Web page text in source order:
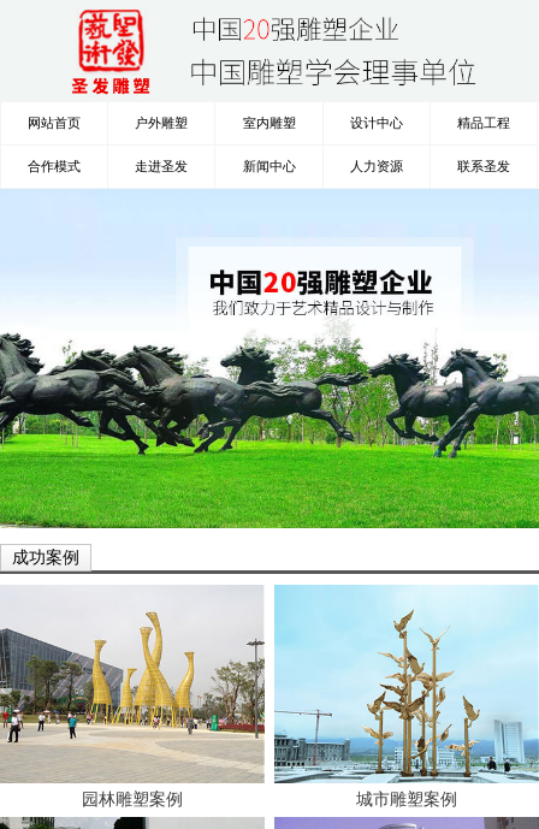
网站首页 户外雕塑 室内雕塑 设计中心 精品工程
合作模式 走进圣发 新闻中心 人力资源 联系圣发
成功案例
园林雕塑案例 城市雕塑案例